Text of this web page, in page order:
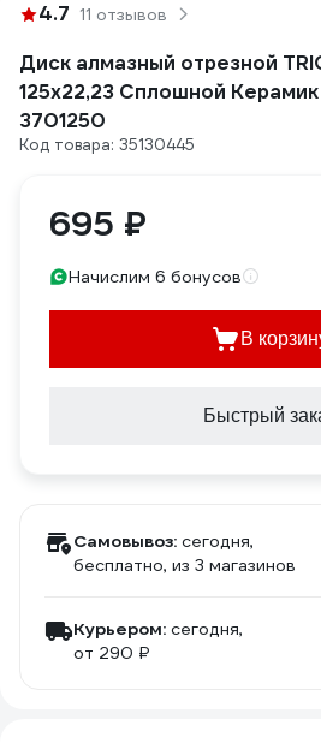
4.7 11 отзывов
Диск алмазный отрезной
125x22,23 Сплошной Керамик
3701250
Код товара: 35130445
695 ₽
Начислим 6 бонусов
В
Быстрый
Самовывоз: сегодня,
бесплатно, из 3 магазинов
Курьером: сегодня,
от 290 ₽